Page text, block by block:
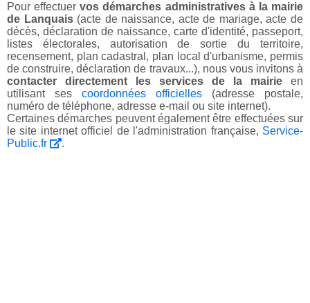
Pour effectuervos démarches administratives à la mairie
de Lanquais(acte de naissance, acte de mariage, acte de
décès, déclaration de naissance, carte d'identité, passeport,
listes électorales, autorisation de sortie du territoire,
recensement, plan cadastral, plan local d'urbanisme, permis
de construire, déclaration de travaux...), nous vous invitons à
contacter directement les services de la mairie en
utilisant ses coordonnées officielles (adresse postale,
numéro de téléphone, adresse e-mail ou site internet).
Certaines démarches peuvent également être effectuées sur
le site internet officiel de l'administration française, Service-
Public.fr
.